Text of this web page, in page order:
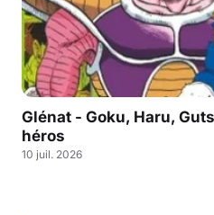
Glénat - Goku, Haru,
héros
10 juil. 2026